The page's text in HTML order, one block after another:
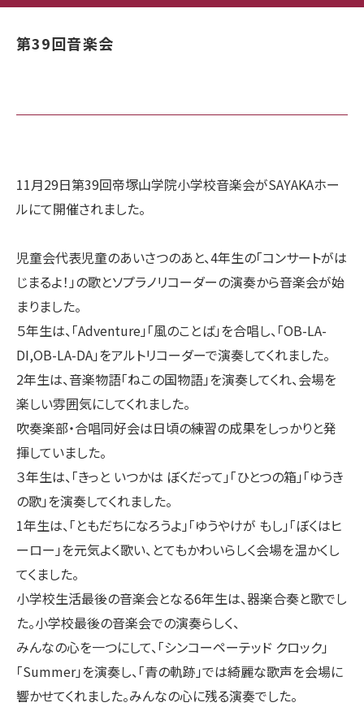
第39回音楽会
11月29日第39回帝塚山学院小学校音楽会がSAYAKAホー
ルにて開催されました。
児童会代表児童のあいさつのあと、4年生の「コンサートがは
じまるよ！」の歌とソプラノリコーダーの演奏から音楽会が始
まりました。
５年生は、「Adventure」「風のことば」を合唱し、「OB-LA-
DI,OB-LA-DA」をアルトリコーダーで演奏してくれました。
2年生は、音楽物語「ねこの国物語」を演奏してくれ、会場を
楽しい雰囲気にしてくれました。
吹奏楽部・合唱同好会は日頃の練習の成果をしっかりと発
揮していました。
３年生は、「きっと いつかは ぼくだって」「ひとつの箱」「ゆうき
の歌」を演奏してくれました。
1年生は、「ともだちになろうよ」「ゆうやけが もし」「ぼくはヒ
ーロー」を元気よく歌い、とてもかわいらしく会場を温かくし
てくました。
小学校生活最後の音楽会となる6年生は、器楽合奏と歌でし
た。小学校最後の音楽会での演奏らしく、
みんなの心を一つにして、「シンコーペーテッド クロック」
「Summer」を演奏し、「青の軌跡」では綺麗な歌声を会場に
響かせてくれました。みんなの心に残る演奏でした。